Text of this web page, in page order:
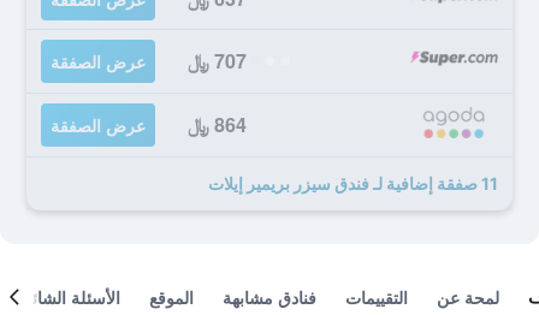
707 ﷼ عرض الصفقة
864 ﷼ عرض الصفقة
11 صفقة إضافية لـ فندق سيزر بريمير إيلات
لمحة عن التقييمات فنادق مشابهة الموقع الأسئلة الشائعة